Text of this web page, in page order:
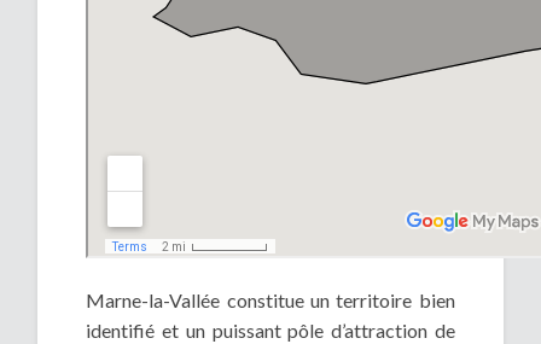
Marne-la-Vallée constitue un territoire bien
identifié et un puissant pôle d’attraction de